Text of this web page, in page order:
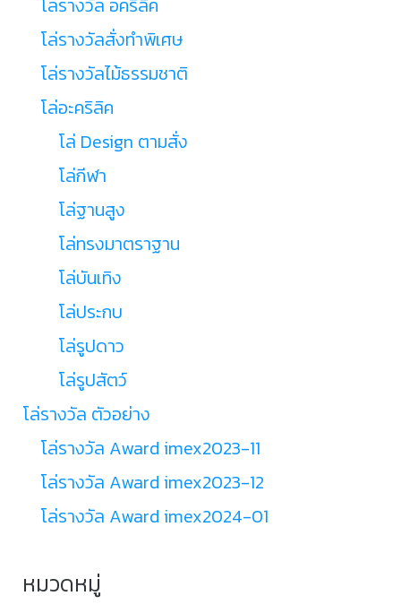
โล่รางวัลสั่งทำพิเศษ
โล่รางวัลไม้ธรรมชาติ
โล่อะคริลิค
โล่ Design ตามสั่ง
โล่กีฬา
โล่ฐานสูง
โล่ทรงมาตราฐาน
โล่บันเทิง
โล่ประกบ
โล่รูปดาว
โล่รูปสัตว์
โล่รางวัล ตัวอย่าง
โล่รางวัล Award imex2023-11
โล่รางวัล Award imex2023-12
โล่รางวัล Award imex2024-01
หมวดหมู่